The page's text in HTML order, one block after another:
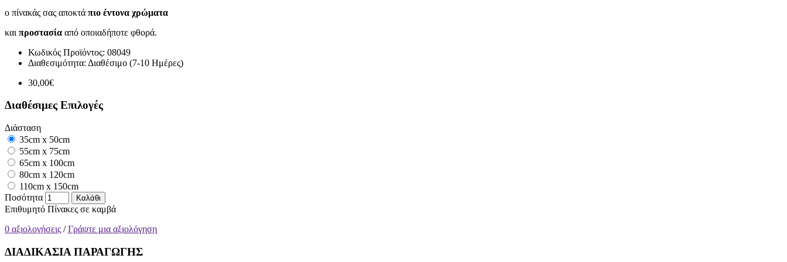
ο πίνακάς σας αποκτά πιο έντονα χρώματα
και προστασία από οποιαδήποτε φθορά.
Κωδικός Προϊόντος: 08049
Διαθεσιμότητα: Διαθέσιμο (7-10 Ημέρες)
30,00€
Διαθέσιμες Επιλογές
Διάσταση
35cm x 50cm
55cm x 75cm
65cm x 100cm
80cm x 120cm
110cm x 150cm
Ποσότητα
Καλάθι
Επιθυμητό Πίνακες σε καμβά
0 αξιολογήσεις /Γράψτε μια αξιολόγηση
ΔΙΑΔΙΚΑΣΙΑ ΠΑΡΑΓΩΓΗΣ